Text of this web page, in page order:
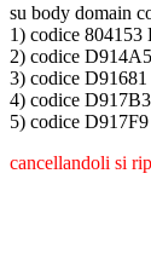
su body domain
1) codice
2) codice
3) codice
4) codice
5) codice
cancellandoli si